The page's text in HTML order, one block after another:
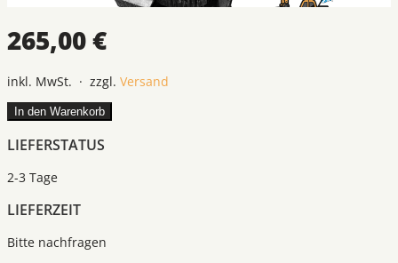
265,00 €
inkl. MwSt. · zzgl. Versand
In den Warenkorb
LIEFERSTATUS
2-3 Tage
LIEFERZEIT
Bitte nachfragen